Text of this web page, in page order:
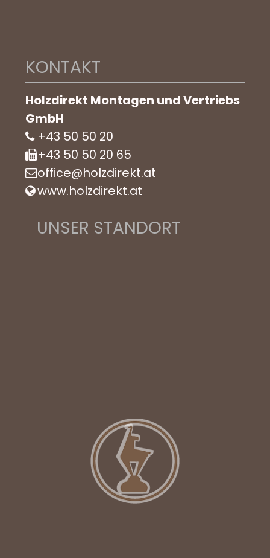
KONTAKT
Holzdirekt Montagen und Vertriebs
GmbH
+43 50 50 20
+43 50 50 20 65
office@holzdirekt.at
www.holzdirekt.at
UNSER STANDORT